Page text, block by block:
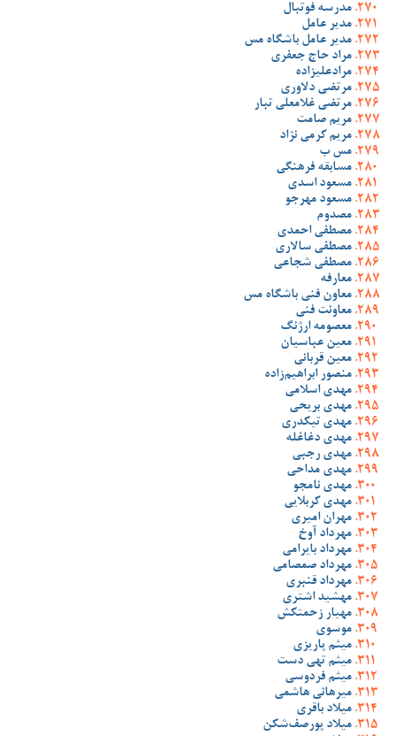
مدرسه فوتبال
مدیر عامل
مدیر عامل باشگاه مس
مراد حاج جعفری
مرادعلیزاده
مرتضی دلاوری
مرتضی غلامعلی تبار
مریم صامت
مریم کرمی نژاد
مس ب
مسابقه فرهنگی
مسعود اسدی
مسعود مهرجو
مصدوم
مصطفی احمدی
مصطفی سالاری
مصطفی شجاعی
معارفه
معاون فنی باشگاه مس
معاونت فنی
معصومه ارژنگ
معین عباسیان
معین قربانی
منصور ابراهیم‌زاده
مهدی اسلامی
مهدی بریحی
مهدی تیکدری
مهدی دغاغله
مهدی رجبی
مهدی مداحی
مهدی نامجو
مهدی کربلایی
مهران امیری
مهرداد آوخ
مهرداد بایرامی
مهرداد صمصامی
مهرداد قنبری
مهشید اشتری
مهیار زحمتکش
موسوی
میثم پاریزی
میثم تهی دست
میثم فردوسی
میرهانی هاشمی
میلاد باقری
میلاد پورصف‌شکن